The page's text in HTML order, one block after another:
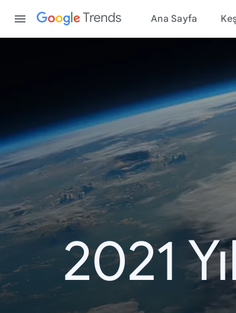
Trends Ana Sayfa
2021